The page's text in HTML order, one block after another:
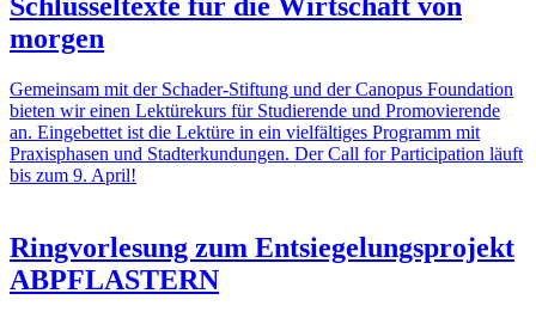
morgen
Gemeinsam mit der Schader-Stiftung und der Canopus Foundation
bieten wir einen Lektürekurs für Studierende und Promovierende
an. Eingebettet ist die Lektüre in ein vielfältiges Programm mit
Praxisphasen und Stadterkundungen. Der Call for Participation läuft
bis zum 9. April!
Ringvorlesung zum Entsiegelungsprojekt
ABPFLASTERN